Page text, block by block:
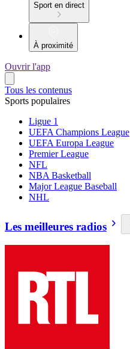
Sport en direct
À proximité
Ouvrir l'app
Tous les contenus
Sports populaires
Ligue 1
UEFA Champions League
UEFA Europa League
Premier League
NFL
NBA Basketball
Major League Baseball
NHL
Les meilleures radios